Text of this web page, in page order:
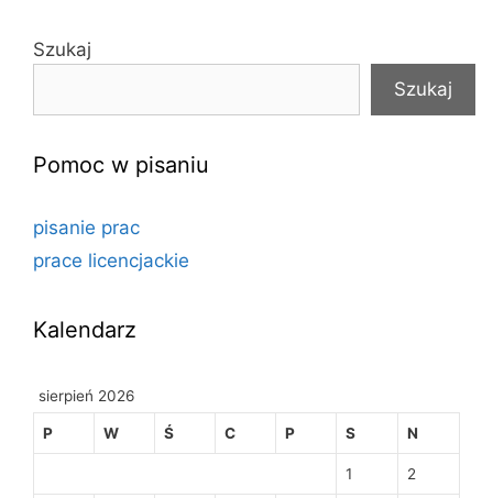
Szukaj
Szukaj
Pomoc w pisaniu
pisanie prac
prace licencjackie
Kalendarz
sierpień 2026
P W Ś C P S N
1 2